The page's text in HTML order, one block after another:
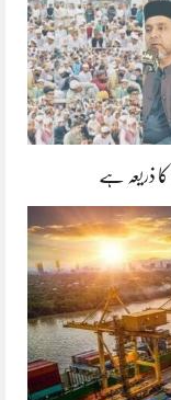
ذریعہ ہے